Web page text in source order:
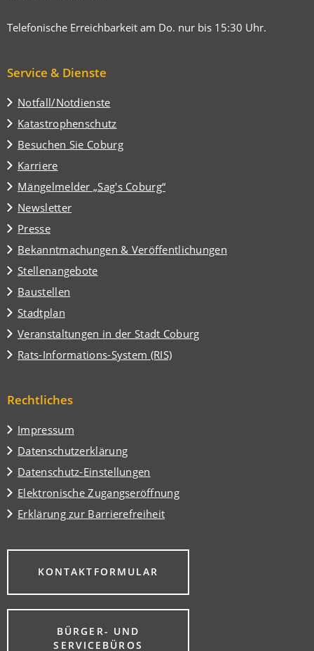
Telefonische Erreichbarkeit am Do. nur bis 15:30 Uhr.
Service & Dienste
Notfall/Notdienste
Katastrophenschutz
Besuchen Sie Coburg
(Öffnet
in
einem
neuen
Tab)
Karriere
Mängelmelder „Sag's Coburg“
(Öffnet
in
einem
neuen
Tab)
Newsletter
Presse
Bekanntmachungen & Veröffentlichungen
Stellenangebote
Baustellen
Stadtplan
(Öffnet
in
einem
neuen
Veranstaltungen in der Stadt Coburg
(Öffnet
in
einem
Tab)
Rats-Informations-System (RIS)
(Öffnet
neuen
Rechtliches
Impressum
Datenschutzerklärung
Datenschutz-Einstellungen
Elektronische Zugangseröffnung
Erklärung zur Barrierefreiheit
KONTAKTFORMULAR
(ÖFFNET
EINEM
NEUEN
BÜRGER- UND
SERVICEBÜROS
(ÖFFNET